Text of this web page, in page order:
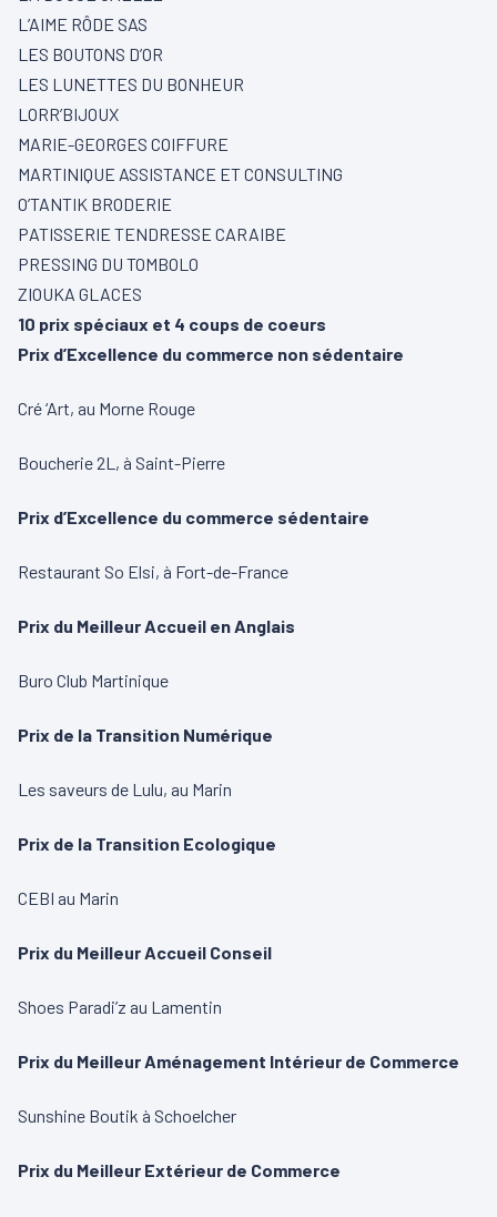
L’AIME RÔDE SAS
LES BOUTONS D’OR
LES LUNETTES DU BONHEUR
LORR’BIJOUX
MARIE-GEORGES COIFFURE
MARTINIQUE ASSISTANCE ET CONSULTING
O’TANTIK BRODERIE
PATISSERIE TENDRESSE CARAIBE
PRESSING DU TOMBOLO
ZIOUKA GLACES
10 prix spéciaux et 4 coups de coeurs
Prix d’Excellence du commerce non sédentaire
Cré ‘Art, au Morne Rouge
Boucherie 2L, à Saint-Pierre
Prix d’Excellence du commerce sédentaire
Restaurant So Elsi, à Fort-de-France
Prix du Meilleur Accueil en Anglais
Buro Club Martinique
Prix de la Transition Numérique
Les saveurs de Lulu, au Marin
Prix de la Transition Ecologique
CEBI au Marin
Prix du Meilleur Accueil Conseil
Shoes Paradi’z au Lamentin
Prix du Meilleur Aménagement Intérieur de Commerce
Sunshine Boutik à Schoelcher
Prix du Meilleur Extérieur de Commerce